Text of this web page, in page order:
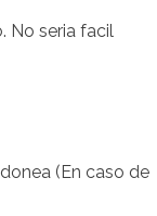
No seri­a facil
(En caso de